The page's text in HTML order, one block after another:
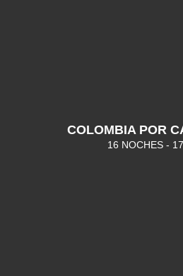
COLOMBIA POR
16 NOCHES -